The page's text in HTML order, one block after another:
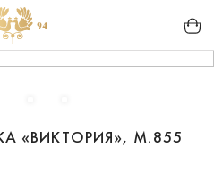
«ВИКТОРИЯ», М.855